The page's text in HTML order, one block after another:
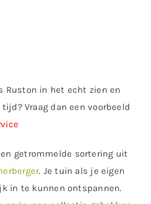
Ruston in het echt zien en
Vraag dan een voorbeeld
getrommelde sortering uit
. Je tuin als je eigen
in te kunnen ontspannen.